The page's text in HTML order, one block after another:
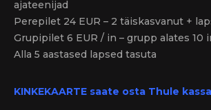
ajateenijad
Perepilet 24 EUR – 2 täiskasvanut +
Grupipilet 6 EUR / in – grupp alates 10
Alla 5 aastased lapsed tasuta
KINKEKAARTE saate osta Thule